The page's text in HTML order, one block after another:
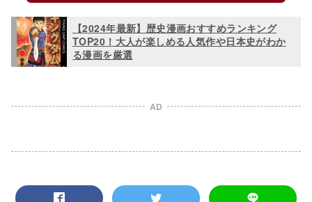
【2024年最新】歴史漫画おすすめランキング
TOP20！大人が楽しめる人気作や日本史がわか
る漫画を厳選
AD